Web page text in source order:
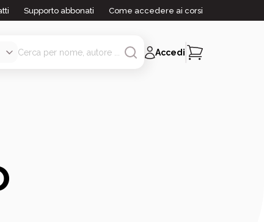
Supporto abbonati Come accedere ai corsi
Accedi